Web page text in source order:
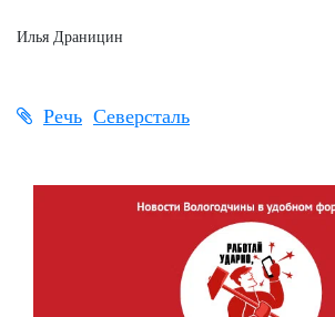
Илья Драницин
Речь Северсталь